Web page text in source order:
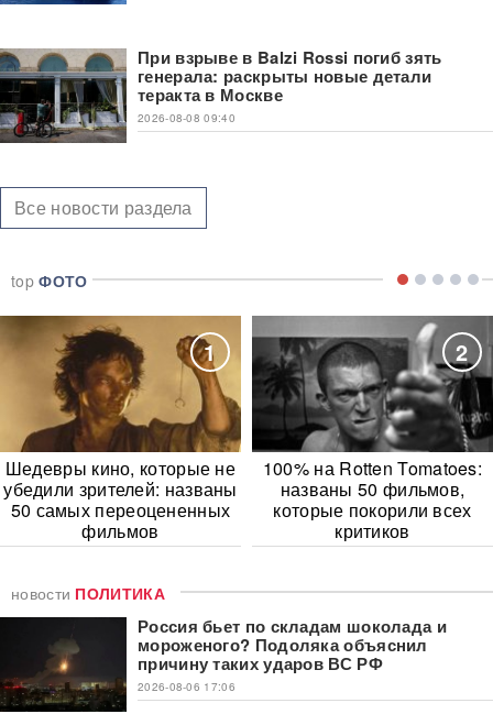
При взрыве в Balzi Rossi погиб зять
генерала: раскрыты новые детали
теракта в Москве
2026-08-08 09:40
Все новости раздела
topФОТО
1
Шедевры кино, которые не
убедили зрителей: названы
50 самых переоцененных
фильмов
2
100% на Rotten Tomatoes:
названы 50 фильмов,
которые покорили всех
критиков
новости ПОЛИТИКА
Россия бьет по складам шоколада и
мороженого? Подоляка объяснил
причину таких ударов ВС РФ
2026-08-06 17:06